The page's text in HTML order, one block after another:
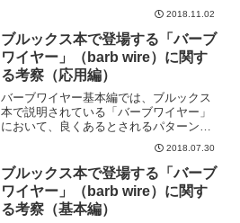
といえます。押し目買いと戻り売り……
これらのワードはプライスアクションに
限らず、様々なトレード手...
2018.11.02
ブルックス本で登場する「バーブ
ワイヤー」（barb wire）に関す
る考察（応用編）
バーブワイヤー基本編では、ブルックス
本で説明されている「バーブワイヤー」
において、良くあるとされるパターンに
本編のようなパターンの他に起こりうる
その他のパターンについて紹介し、ブ
ル・ベアがどのような行動を...
2018.07.30
ブルックス本で登場する「バーブ
ワイヤー」（barb wire）に関す
る考察（基本編）